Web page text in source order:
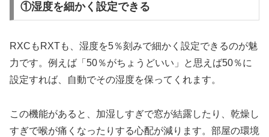
①湿度を細かく設定できる
RXCもRXTも、湿度を5％刻みで細かく設定できるのが魅
力です。例えば「50％がちょうどいい」と思えば50％に
設定すれば、自動でその湿度を保ってくれます。
この機能があると、加湿しすぎで窓が結露したり、乾燥し
すぎで喉が痛くなったりする心配が減ります。部屋の環境